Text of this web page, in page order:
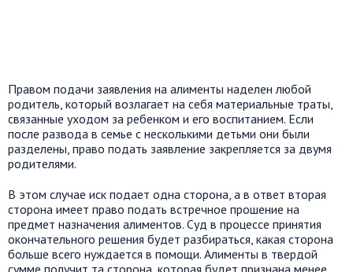
Правом подачи заявления на алименты наделен любой
родитель, который возлагает на себя материальные траты,
связанные уходом за ребенком и его воспитанием. Если
после развода в семье с несколькими детьми они были
разделены, право подать заявление закрепляется за двумя
родителями.
В этом случае иск подает одна сторона, а в ответ вторая
сторона имеет право подать встречное прошение на
предмет назначения алиментов. Суд в процессе принятия
окончательного решения будет разбираться, какая сторона
больше всего нуждается в помощи. Алименты в твердой
сумме получит та сторона, которая будет признана менее